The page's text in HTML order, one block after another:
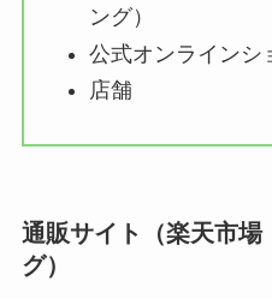
ング）
公式オンラインシ
店舗
通販サイト（楽天市場
グ）